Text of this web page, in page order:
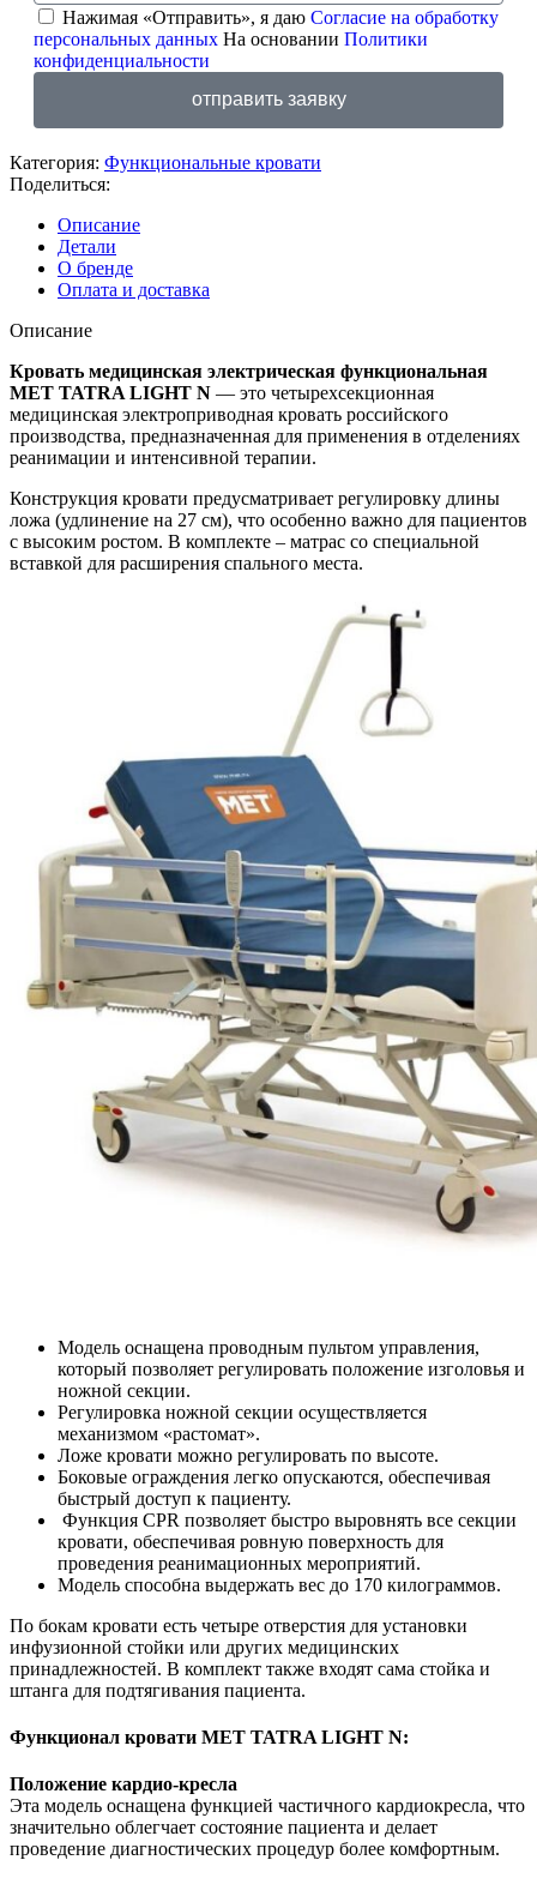
Нажимая «Отправить», я даю Согласие на обработку
персональных данных На основании Политики
конфиденциальности
отправить заявку
Категория: Функциональные кровати
Поделиться:
Описание
Детали
О бренде
Оплата и доставка
Описание
Кровать медицинская электрическая функциональная
MET TATRA LIGHT N — это четырехсекционная
медицинская электроприводная кровать российского
производства, предназначенная для применения в отделениях
реанимации и интенсивной терапии.
Конструкция кровати предусматривает регулировку длины
ложа (удлинение на 27 см), что особенно важно для пациентов
с высоким ростом. В комплекте – матрас со специальной
вставкой для расширения спального места.
Модель оснащена проводным пультом управления,
который позволяет регулировать положение изголовья и
ножной секции.
Регулировка ножной секции осуществляется
механизмом «растомат».
Ложе кровати можно регулировать по высоте.
Боковые ограждения легко опускаются, обеспечивая
быстрый доступ к пациенту.
Функция CPR позволяет быстро выровнять все секции
кровати, обеспечивая ровную поверхность для
проведения реанимационных мероприятий.
Модель способна выдержать вес до 170 килограммов.
По бокам кровати есть четыре отверстия для установки
инфузионной стойки или других медицинских
принадлежностей. В комплект также входят сама стойка и
штанга для подтягивания пациента.
Функционал кровати МЕТ TATRA LIGHT N:
Положение кардио-кресла
Эта модель оснащена функцией частичного кардиокресла, что
значительно облегчает состояние пациента и делает
проведение диагностических процедур более комфортным.